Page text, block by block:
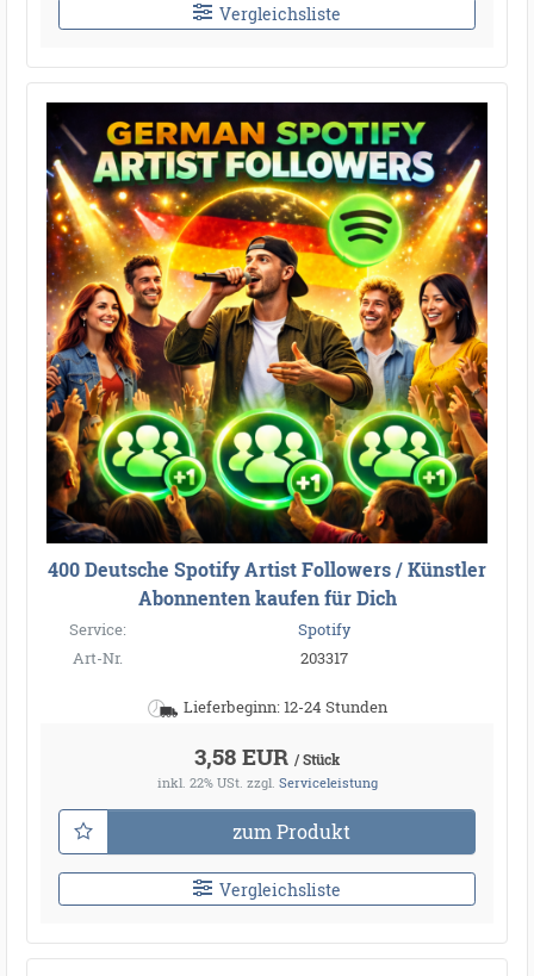
Vergleichsliste
400 Deutsche Spotify Artist Followers / Künstler
Abonnenten kaufen für Dich
Service:
Spotify
Art-Nr.
203317
Lieferbeginn: 12-24 Stunden
3,58 EUR / Stück
inkl. 22% USt. zzgl. Serviceleistung
zum Produkt
Vergleichsliste